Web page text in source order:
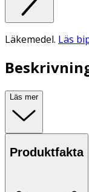
Läkemedel. Läs
Läs mer
Produktfakta